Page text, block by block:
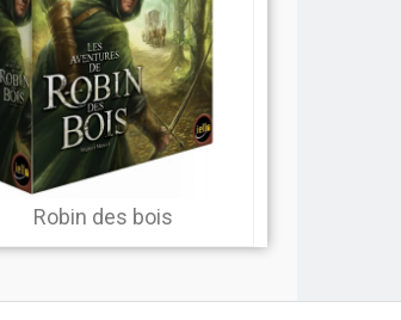
Robin des bois